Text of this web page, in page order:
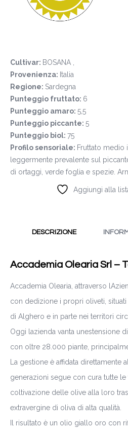
Cultivar: BOSANA ,
Provenienza: Italia
Regione: Sardegna
Punteggio fruttato: 6
Punteggio amaro: 5,5
Punteggio piccante: 5
Punteggio biol: 75
Profilo sensoriale: Fruttato medio
leggermente prevalente sul
di ortaggi, verde foglia e spezie.
Aggiungi alla
DESCRIZIONE
Accademia Olearia Srl –
Accademia Olearia, attraverso
con dedizione i propri oliveti, situati
di Alghero e in parte nei territori
Oggi lazienda vanta unestensione
con oltre 28.000 piante,
La gestione è affidata direttamente
generazioni segue con cura tutte
coltivazione delle olive alla loro
extravergine di oliva di alta qualità.
Il risultato è un olio giallo oro con